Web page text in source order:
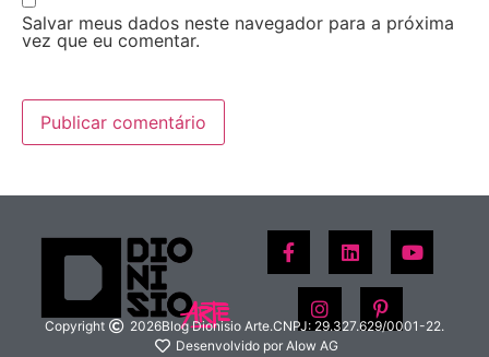
Salvar meus dados neste navegador para a próxima
vez que eu comentar.
Copyright 2026Blog Dionisio Arte.CNPJ: 29.327.629/0001-22.
Desenvolvido por Alow AG